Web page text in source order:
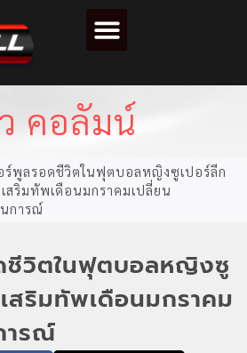
คอลัมน์
ร์พูลรอดชีวิตในฟุตบอลหญิงซูเปอร์ลีก
สริมทัพเดือนมกราคมเปลี่ยน
การณ์
ชีวิตในฟุตบอลหญิงซู
สริมทัพเดือนมกราคม
ารณ์